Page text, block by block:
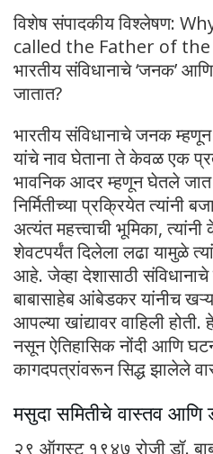
विशेष संपादकीय विश्लेषण:
called the Father of
भारतीय संविधानाचे ‘जनक’
जातात?
भारतीय संविधानाचे जनक
यांचे नाव घेताना ते केवळ एक
भावनिक आदर म्हणून घेतले जात
निर्मितीच्या प्रक्रियेत त्यांनी
अत्यंत महत्त्वाची भूमिका,
शेवटपर्यंत दिलेला लढा यामुळे
आहे. जेव्हा देशासाठी संविधानाचे
बाबासाहेब आंबेडकर यांनीच
आपल्या खांद्यावर वाहिली
नसून ऐतिहासिक नोंदी आणि
कागदपत्रांवरून सिद्ध झालेले
मसुदा समितीचे वास्तव आणि
२९ ऑगस्ट १९४७ रोजी डॉ.